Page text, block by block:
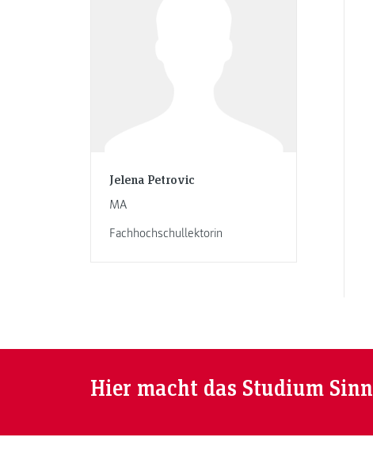
Jelena Petrovic
MA
Fachhochschullektorin
Hier macht das Studium Sinn